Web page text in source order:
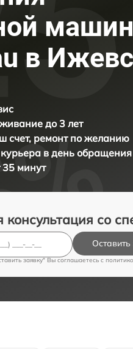
в
до 3 лет
счет, ремонт по желанию
в день обращения
35 минут
консультация со
заявку" Вы соглашаетесь c